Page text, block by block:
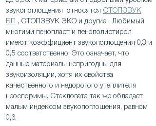
звукопоглощения относятся СТОПЗВУК
БП
, СТОПЗВУК ЭКО и другие . Любимый
многими пенопласт и пенополистирол
имеют коэффициент звукопоглощения 0,3 и
0,5 соответственно. Это означает, что
данные материалы непригодны для
звукоизоляции, хотя их свойства
качественного и недорогого утеплителя
неоспоримы. Стекловата так же обладает
малым индексом звукопоглощения, равном
0,6.